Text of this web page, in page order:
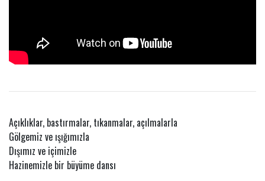
Açıklıklar, bastırmalar, tıkanmalar, açılmalarla
Gölgemiz ve ışığımızla
Dışımız ve içimizle
Hazinemizle bir büyüme dansı